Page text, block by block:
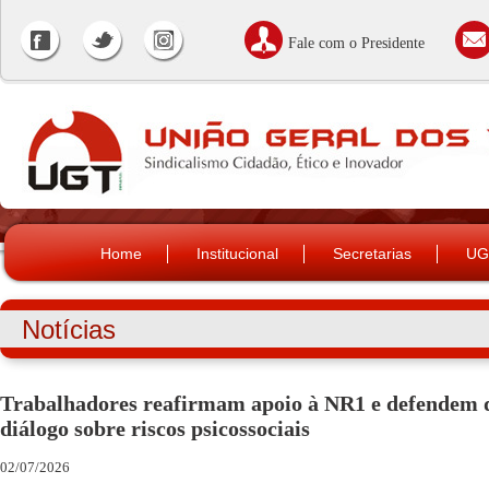
Fale com o Presidente
Home Institucional Secretarias
Notícias
Trabalhadores reafirmam apoio à NR1 e defendem
diálogo sobre riscos psicossociais
02/07/2026